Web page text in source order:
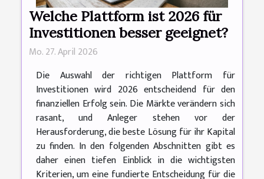
Welche Plattform ist 2026 für
Investitionen besser geeignet?
Mo. 27. April 2026
Die Auswahl der richtigen Plattform für
Investitionen wird 2026 entscheidend für den
finanziellen Erfolg sein. Die Märkte verändern sich
rasant, und Anleger stehen vor der
Herausforderung, die beste Lösung für ihr Kapital
zu finden. In den folgenden Abschnitten gibt es
daher einen tiefen Einblick in die wichtigsten
Kriterien, um eine fundierte Entscheidung für die